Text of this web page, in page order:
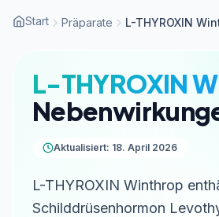
Start Präparate L-THYROXIN
L-THYROXIN
Aktualisiert: 18. April 2026
L-THYROXIN Winthrop
Schilddrüsenhormon